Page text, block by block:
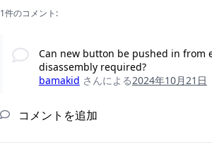
1件のコメント:
Can new button be pushed in from
disassembly required?
bamakid さんによる2024年10月21日
コメントを追加